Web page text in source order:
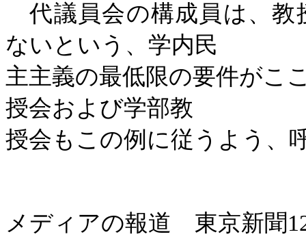
代議員会の構成員は、教
ないという、学内民
主主義の最低限の要件がこ
授会および学部教
授会もこの例に従うよう、
メディアの報道 東京新聞